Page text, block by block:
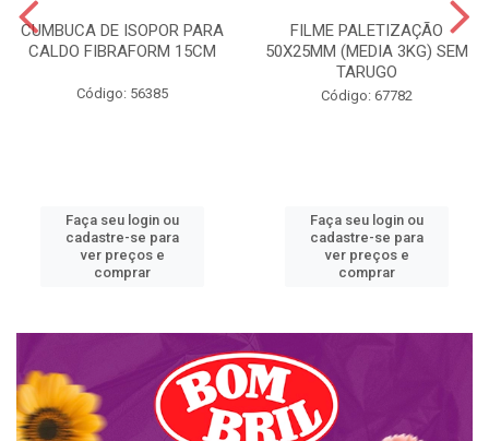
CUMBUCA DE ISOPOR PARA
CALDO FIBRAFORM 15CM
Código: 56385
Faça seu login ou
cadastre-se para
ver preços e
comprar
FILME PALETIZAÇÃO
50X25MM (MEDIA 3KG) SEM
TARUGO
Código: 67782
Faça seu login ou
cadastre-se para
ver preços e
comprar